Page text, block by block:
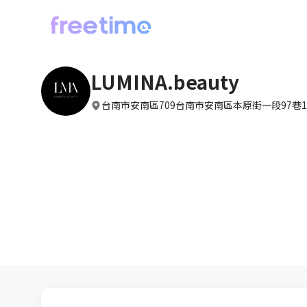
LUMINA.beauty
台南市安南區709台南市安南區本原街一段97巷